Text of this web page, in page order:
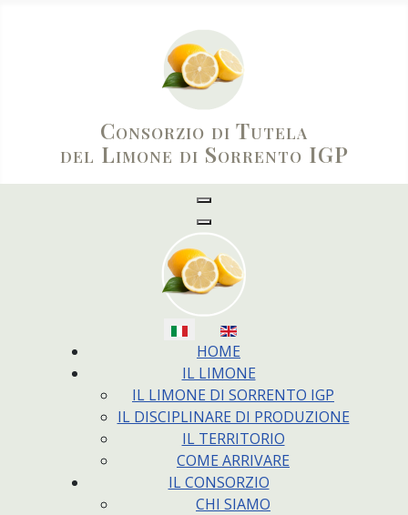
Consorzio di Tutela
del Limone di Sorrento IGP
Seleziona la tua lingua
HOME
IL LIMONE
IL LIMONE DI SORRENTO IGP
IL DISCIPLINARE DI PRODUZIONE
IL TERRITORIO
COME ARRIVARE
IL CONSORZIO
CHI SIAMO